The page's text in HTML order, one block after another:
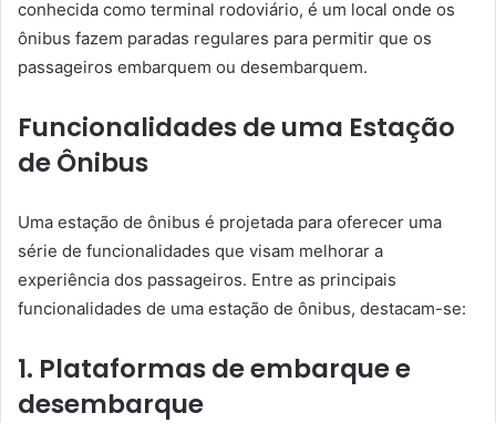
conhecida como terminal rodoviário, é um local onde os
ônibus fazem paradas regulares para permitir que os
passageiros embarquem ou desembarquem.
Funcionalidades de uma Estação
de Ônibus
Uma estação de ônibus é projetada para oferecer uma
série de funcionalidades que visam melhorar a
experiência dos passageiros. Entre as principais
funcionalidades de uma estação de ônibus, destacam-se:
1. Plataformas de embarque e
desembarque